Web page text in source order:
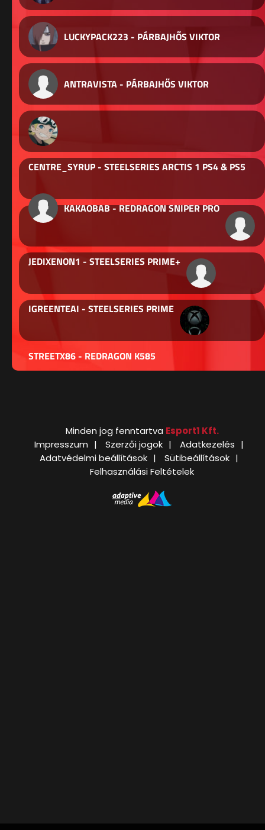
LUCKYPACK223 - PÁRBAJHŐS VIKTOR
ANTRAVISTA - PÁRBAJHŐS VIKTOR
CENTRE_SYRUP - STEELSERIES ARCTIS 1 PS4 & PS5
KAKAOBAB - REDRAGON SNIPER PRO
JEDIXENON1 - STEELSERIES PRIME+
IGREENTEAI - STEELSERIES PRIME
STREETX86 - REDRAGON K585
Minden jog fenntartva Esport1 Kft.
Impresszum
Szerzői jogok
Adatkezelés
Adatvédelmi beállítások
Sütibeállítások
Felhasználási Feltételek